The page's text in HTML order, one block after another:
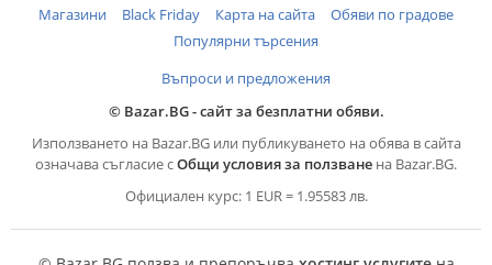
Магазини Black Friday Карта на сайта
Обяви по градове
Популярни търсения
Въпроси и предложения
© Bazar.BG - сайт за безплатни обяви.
Използването на Bazar.BG или публикуването на обява в сайта
означава съгласие сОбщи условия за ползване на Bazar.BG.
Официален курс: 1 EUR = 1.95583 лв.